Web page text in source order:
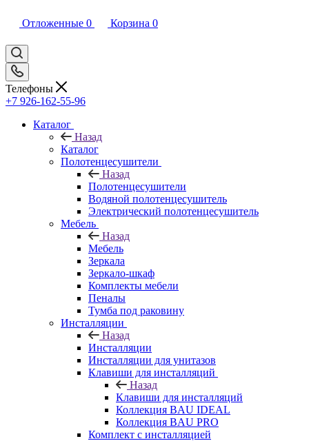
Отложенные 0 Корзина 0
Телефоны
+7 926-162-55-96
Каталог
Назад
Каталог
Полотенцесушители
Назад
Полотенцесушители
Водяной полотенцесушитель
Электрический полотенцесушитель
Мебель
Назад
Мебель
Зеркала
Зеркало-шкаф
Комплекты мебели
Пеналы
Тумба под раковину
Инсталляции
Назад
Инсталляции
Инсталляции для унитазов
Клавиши для инсталляций
Назад
Клавиши для инсталляций
Коллекция BAU IDEAL
Коллекция BAU PRO
Комплект с инсталляцией